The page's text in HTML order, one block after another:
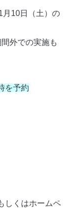
月10日（土）の
外での実施も
を予約
しくはホームペ